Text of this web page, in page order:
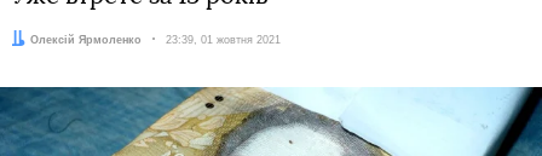
Автор:
Олексій Ярмоленко Дата:
23:39, 01 жовтня 2021